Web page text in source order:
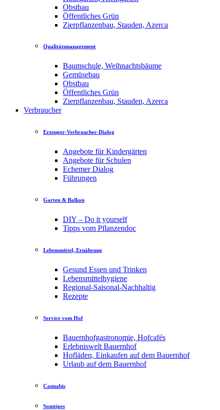
Obstbau
Öffentliches Grün
Zierpflanzenbau, Stauden, Azerca
Qualitätsmanagement
Baumschule, Weihnachtsbäume
Gemüsebau
Obstbau
Öffentliches Grün
Zierpflanzenbau, Stauden, Azerca
Verbraucher
Erzeuger-Verbraucher-Dialog
Angebote für Kindergärten
Angebote für Schulen
Echemer Dialog
Führungen
Garten & Balkon
DIY – Do it yourself
Tipps vom Pflanzendoc
Lebensmittel, Ernährung
Gesund Essen und Trinken
Lebensmittelhygiene
Regional-Saisonal-Nachhaltig
Rezepte
Service vom Hof
Bauernhofgastronomie, Hofcafés
Erlebniswelt Bauernhof
Hofläden, Einkaufen auf dem Bauernhof
Urlaub auf dem Bauernhof
Cannabis
Sonstiges